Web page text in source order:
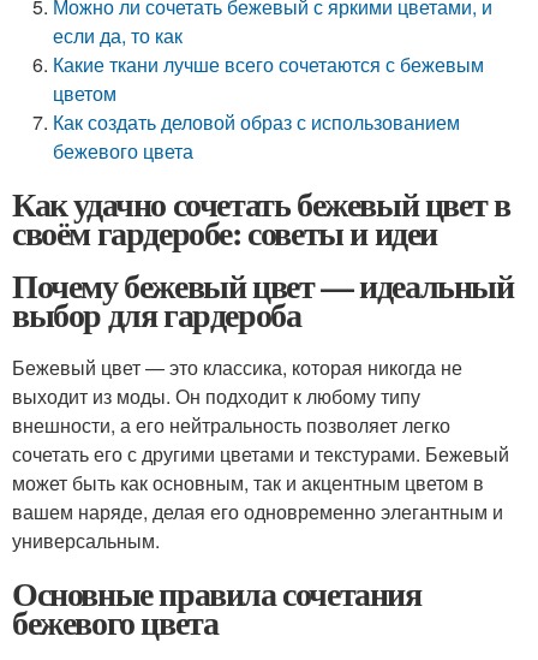
Можно ли сочетать бежевый с яркими цветами, и
если да, то как
Какие ткани лучше всего сочетаются с бежевым
цветом
Как создать деловой образ с использованием
бежевого цвета
Как удачно сочетать бежевый цвет в
своём гардеробе: советы и идеи
Почему бежевый цвет — идеальный
выбор для гардероба
Бежевый цвет — это классика, которая никогда не
выходит из моды. Он подходит к любому типу
внешности, а его нейтральность позволяет легко
сочетать его с другими цветами и текстурами. Бежевый
может быть как основным, так и акцентным цветом в
вашем наряде, делая его одновременно элегантным и
универсальным.
Основные правила сочетания
бежевого цвета